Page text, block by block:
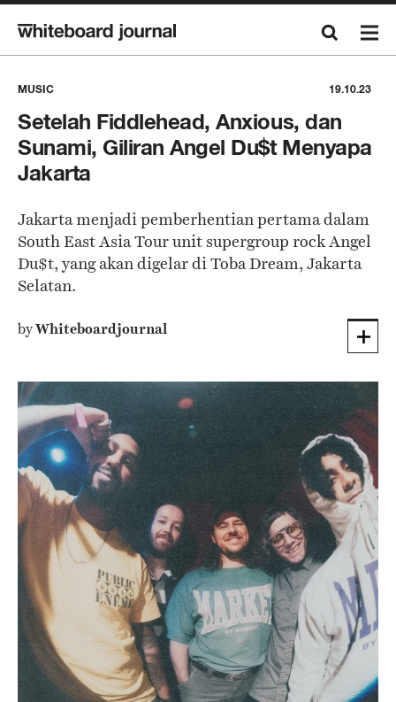
MUSIC 19.10.23
Setelah Fiddlehead, Anxious, dan
Sunami, Giliran Angel Du$t Menyapa
Jakarta
Jakarta menjadi pemberhentian pertama dalam
South East Asia Tour unit supergroup rock Angel
Du$t, yang akan digelar di Toba Dream, Jakarta
Selatan.
byWhiteboardjournal